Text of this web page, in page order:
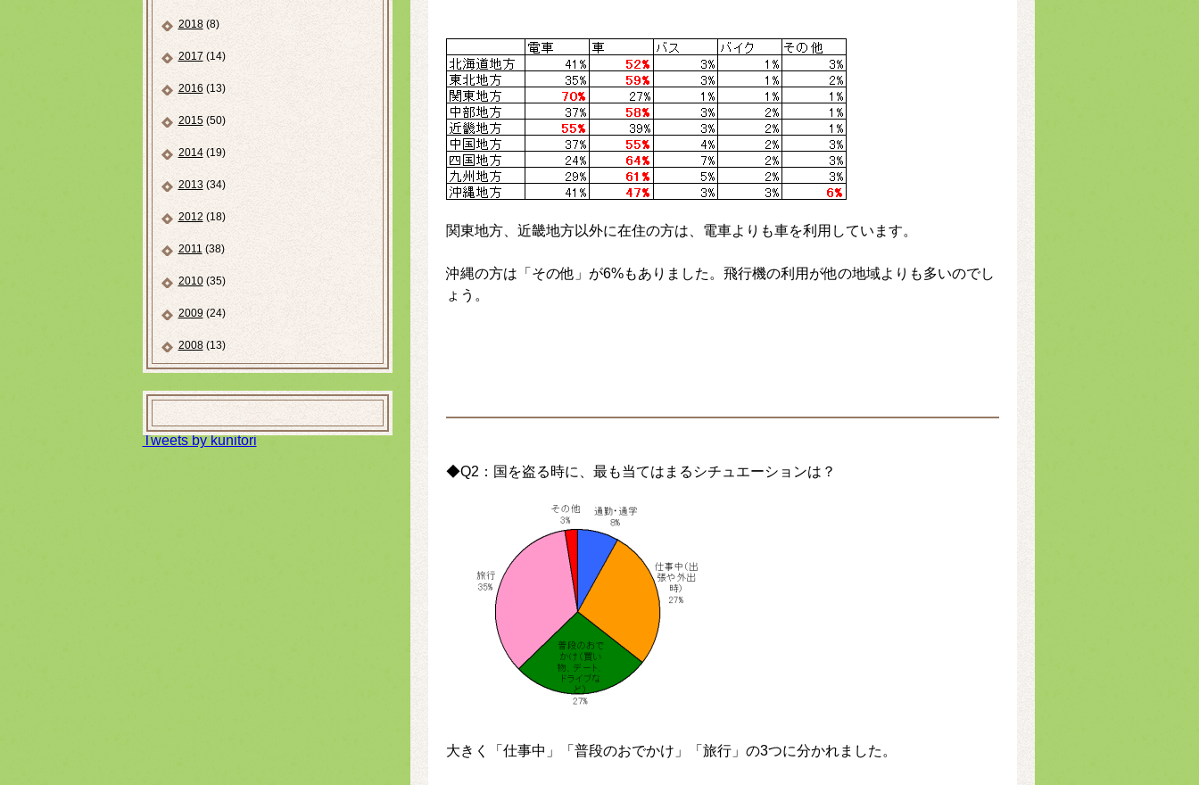
2018(8)
2017(14)
2016(13)
2015(50)
2014(19)
2013(34)
2012 (18)
2011(38)
2010(35)
2009(24)
2008(13)
Tweets by kunitori
関東地方、近畿地方以外に在住の方は、電車よりも車を利用しています。
沖縄の方は「その他」が6%もありました。飛行機の利用が他の地域よりも多いのでし
ょう。
◆Q2：国を盗る時に、最も当てはまるシチュエーションは？
大きく「仕事中」「普段のおでかけ」「旅行」の3つに分かれました。